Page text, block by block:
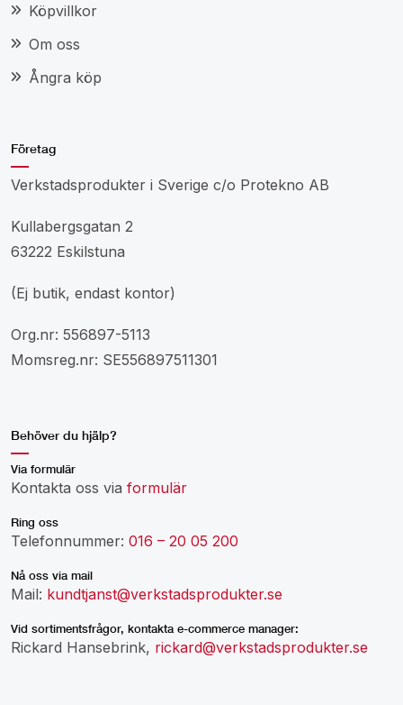
Köpvillkor
Om oss
Ångra köp
Företag
Verkstadsprodukter i Sverige c/o Protekno AB
Kullabergsgatan 2
63222 Eskilstuna
(Ej butik, endast kontor)
Org.nr: 556897-5113
Momsreg.nr: SE556897511301
Behöver du hjälp?
Via formulär
Kontakta oss via formulär
Ring oss
Telefonnummer: 016 – 20 05 200
Nå oss via mail
Mail: kundtjanst@verkstadsprodukter.se
Vid sortimentsfrågor, kontakta e-commerce manager:
Rickard Hansebrink, rickard@verkstadsprodukter.se